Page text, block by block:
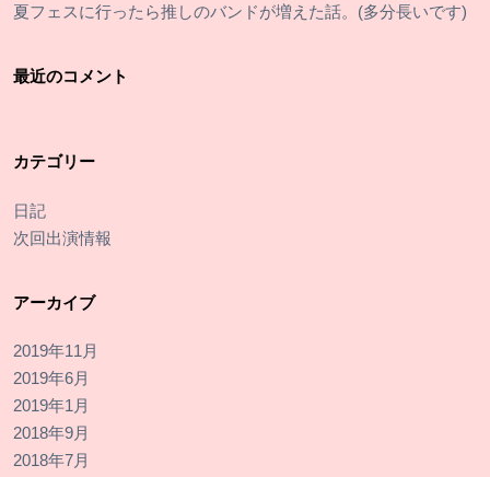
夏フェスに行ったら推しのバンドが増えた話。(多分長いです)
最近のコメント
カテゴリー
日記
次回出演情報
アーカイブ
2019年11月
2019年6月
2019年1月
2018年9月
2018年7月